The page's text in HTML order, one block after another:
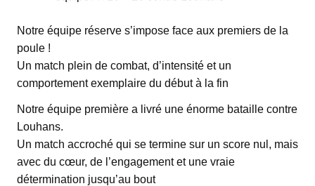
Notre équipe réserve s’impose face aux premiers de la
poule !
Un match plein de combat, d’intensité et un
comportement exemplaire du début à la fin
Notre équipe première a livré une énorme bataille contre
Louhans.
Un match accroché qui se termine sur un score nul, mais
avec du cœur, de l’engagement et une vraie
détermination jusqu’au bout